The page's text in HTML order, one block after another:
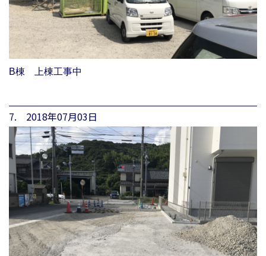
B棟 上棟工事中
7. 2018年07月03日